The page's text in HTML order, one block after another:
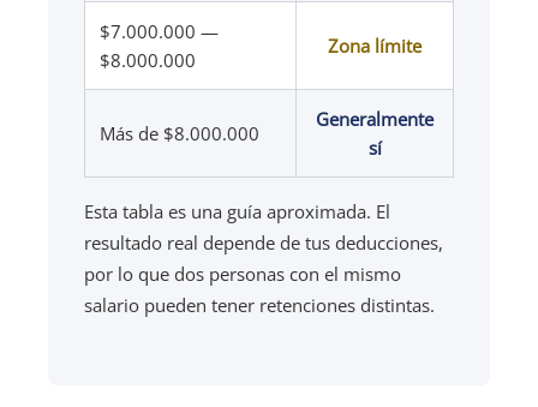
$7.000.000 —
$8.000.000
Zona límite
Más de $8.000.000
Generalmente
sí
Esta tabla es una guía aproximada. El
resultado real depende de tus deducciones,
por lo que dos personas con el mismo
salario pueden tener retenciones distintas.